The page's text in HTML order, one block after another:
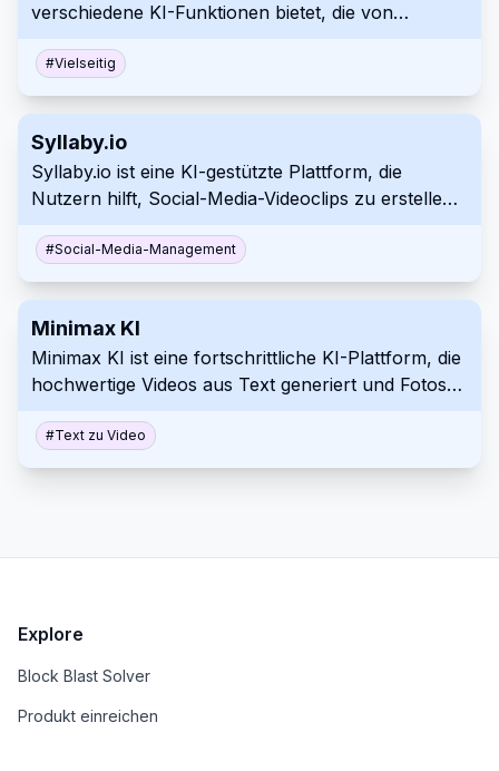
verschiedene KI-Funktionen bietet, die von
Videoaufgaben unterstützt werden.
#Vielseitig
Syllaby.io
Syllaby.io ist eine KI-gestützte Plattform, die
Nutzern hilft, Social-Media-Videoclips zu erstellen
Ideenfindung, Drehbuchschreiben, Erstellung von
KI-Avataren und Erfolgsverfolgung.
#Social-Media-Management
Minimax KI
Minimax KI ist eine fortschrittliche KI-Plattform, die
hochwertige Videos aus Text generiert und Fotos
#Text zu Video
Explore
Block Blast Solver
Produkt einreichen